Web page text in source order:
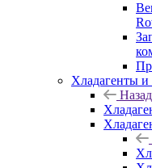
Хладагенты и
Назад